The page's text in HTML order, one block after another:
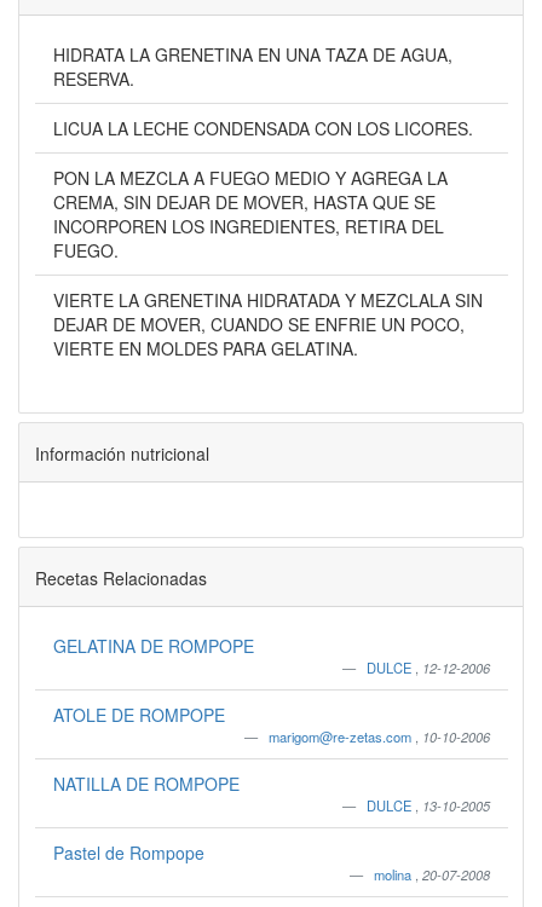
HIDRATA LA GRENETINA EN UNA TAZA DE AGUA,
RESERVA.
LICUA LA LECHE CONDENSADA CON LOS LICORES.
PON LA MEZCLA A FUEGO MEDIO Y AGREGA LA
CREMA, SIN DEJAR DE MOVER, HASTA QUE SE
INCORPOREN LOS INGREDIENTES, RETIRA DEL
FUEGO.
VIERTE LA GRENETINA HIDRATADA Y MEZCLALA SIN
DEJAR DE MOVER, CUANDO SE ENFRIE UN POCO,
VIERTE EN MOLDES PARA GELATINA.
Información nutricional
Recetas Relacionadas
GELATINA DE ROMPOPE
DULCE 12-12-2006
ATOLE DE ROMPOPE
marigom@re-zetas.com 10-10-2006
NATILLA DE ROMPOPE
DULCE 13-10-2005
Pastel de Rompope
molina 20-07-2008